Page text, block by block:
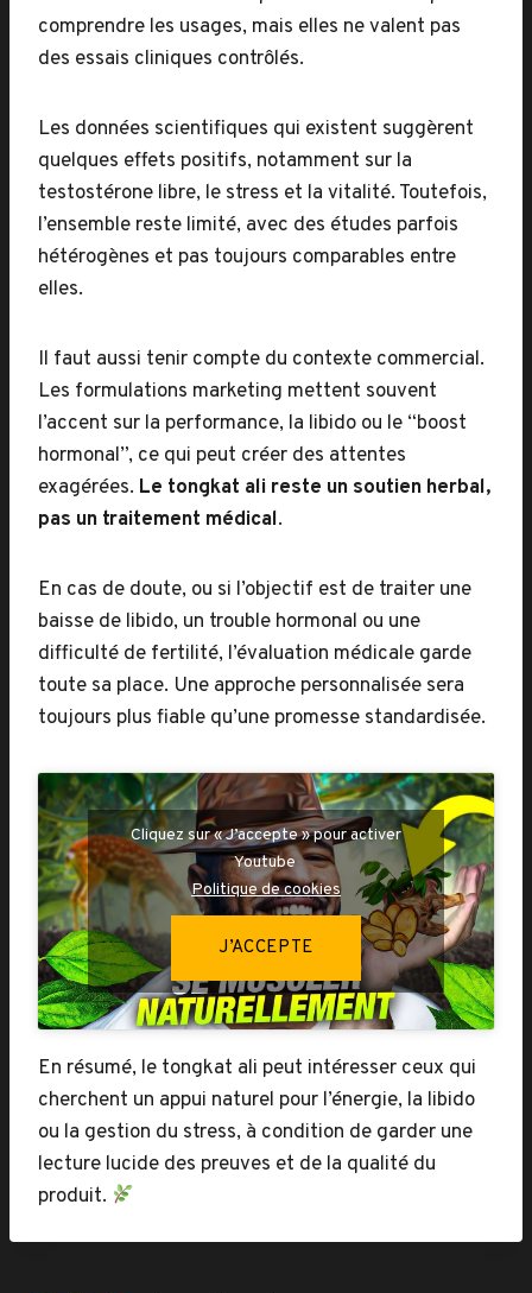
comprendre les usages, mais elles ne valent pas
des essais cliniques contrôlés.
Les données scientifiques qui existent suggèrent
quelques effets positifs, notamment sur la
testostérone libre, le stress et la vitalité. Toutefois,
l’ensemble reste limité, avec des études parfois
hétérogènes et pas toujours comparables entre
elles.
Il faut aussi tenir compte du contexte commercial.
Les formulations marketing mettent souvent
l’accent sur la performance, la libido ou le “boost
hormonal”, ce qui peut créer des attentes
exagérées. Le tongkat ali reste un soutien herbal,
pas un traitement médical.
En cas de doute, ou si l’objectif est de traiter une
baisse de libido, un trouble hormonal ou une
difficulté de fertilité, l’évaluation médicale garde
toute sa place. Une approche personnalisée sera
toujours plus fiable qu’une promesse standardisée.
Cliquez sur « J’accepte » pour activer
Youtube
Politique de cookies
J’ACCEPTE
En résumé, le tongkat ali peut intéresser ceux qui
cherchent un appui naturel pour l’énergie, la libido
ou la gestion du stress, à condition de garder une
lecture lucide des preuves et de la qualité du
produit.